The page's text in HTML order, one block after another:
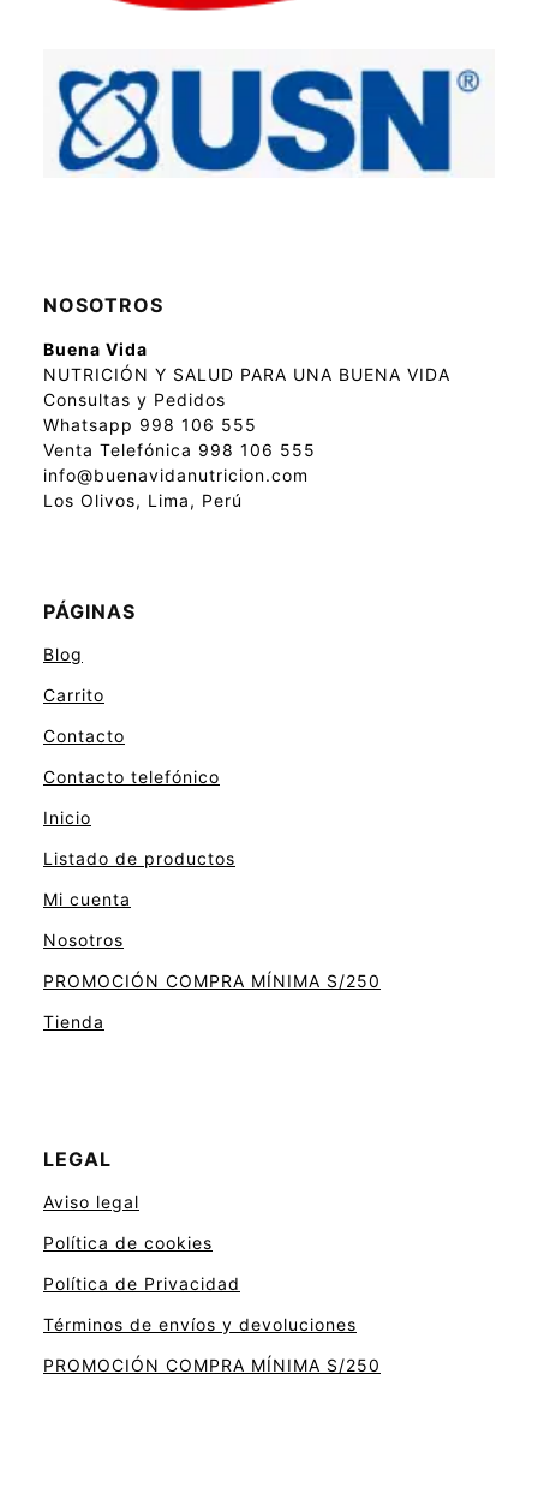
NOSOTROS
Buena Vida
NUTRICIÓN Y SALUD PARA UNA BUENA VIDA
Consultas y Pedidos
Whatsapp 998 106 555
Venta Telefónica 998 106 555
info@buenavidanutricion.com
Los Olivos, Lima, Perú
PÁGINAS
Blog
Carrito
Contacto
Contacto telefónico
Inicio
Listado de productos
Mi cuenta
Nosotros
PROMOCIÓN COMPRA MÍNIMA S/250
Tienda
LEGAL
Aviso legal
Política de cookies
Política de Privacidad
Términos de envíos y devoluciones
PROMOCIÓN COMPRA MÍNIMA S/250